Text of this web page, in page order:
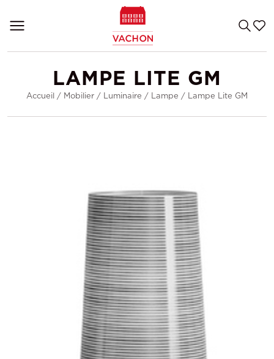
LAMPE LITE GM
Accueil / Mobilier / Luminaire / Lampe / Lampe Lite GM